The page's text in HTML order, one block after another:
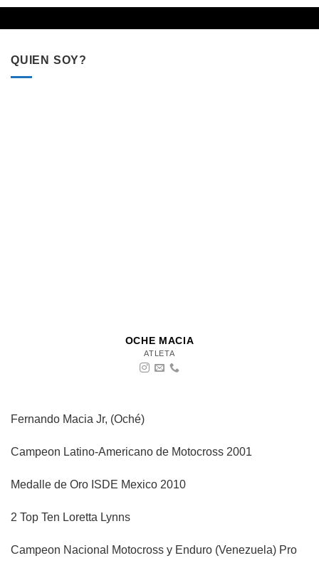
QUIEN SOY?
OCHE MACIA
ATLETA
Fernando Macia Jr, (Oché)
Campeon Latino-Americano de Motocross 2001
Medalle de Oro ISDE Mexico 2010
2 Top Ten Loretta Lynns
Campeon Nacional Motocross y Enduro (Venezuela) Pro